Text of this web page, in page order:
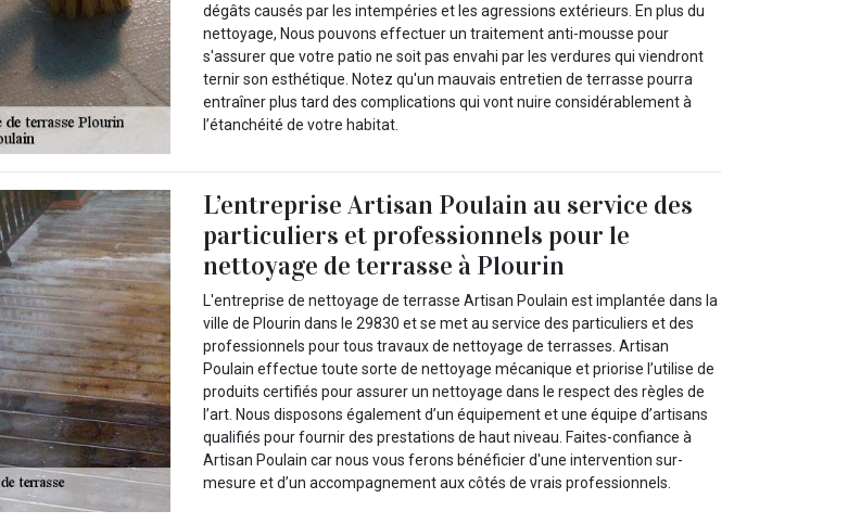
dégâts causés par les intempéries et les agressions extérieurs. En plus du
nettoyage, Nous pouvons effectuer un traitement anti-mousse pour
s'assurer que votre patio ne soit pas envahi par les verdures qui viendront
ternir son esthétique. Notez qu'un mauvais entretien de terrasse pourra
entraîner plus tard des complications qui vont nuire considérablement à
l’étanchéité de votre habitat.
L’entreprise Artisan Poulain au service des
particuliers et professionnels pour le
nettoyage de terrasse à Plourin
L'entreprise de nettoyage de terrasse Artisan Poulain est implantée dans la
ville de Plourin dans le 29830 et se met au service des particuliers et des
professionnels pour tous travaux de nettoyage de terrasses. Artisan
Poulain effectue toute sorte de nettoyage mécanique et priorise l’utilise de
produits certifiés pour assurer un nettoyage dans le respect des règles de
l’art. Nous disposons également d’un équipement et une équipe d’artisans
qualifiés pour fournir des prestations de haut niveau. Faites-confiance à
Artisan Poulain car nous vous ferons bénéficier d'une intervention sur-
mesure et d’un accompagnement aux côtés de vrais professionnels.